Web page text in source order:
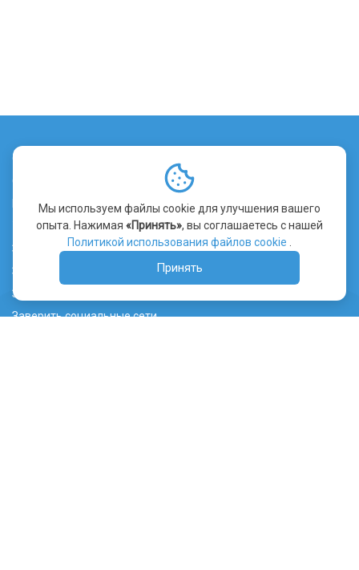
О сервисе
Стоимость заверения
Контакты
Уведомление об использовании файлов cookie
Заверить сайт
Заверить видео
Заверить переписку
Заверить социальные сети
Мы используем файлы cookie для улучшения вашего
опыта. Нажимая «Принять», вы соглашаетесь с нашей
Политикой использования файлов cookie
Принять